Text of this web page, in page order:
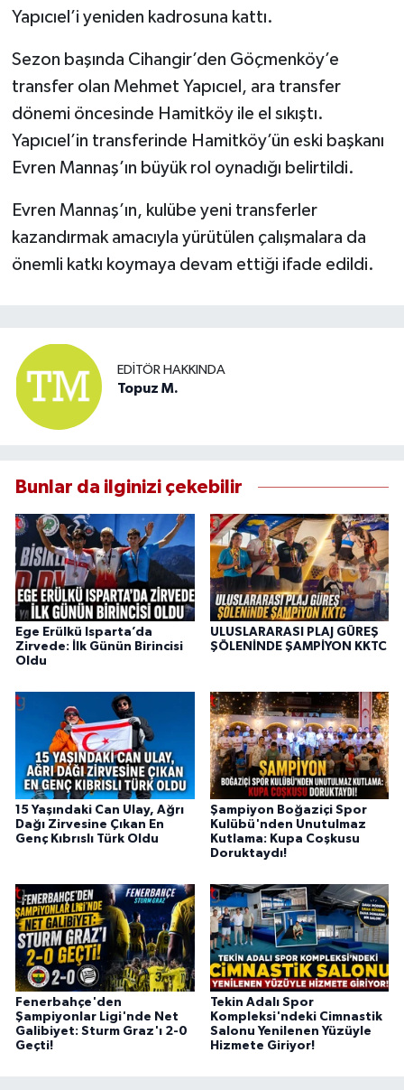
Yapıcıel’i yeniden kadrosuna kattı.
Sezon başında Cihangir’den Göçmenköy’e
transfer olan Mehmet Yapıcıel, ara transfer
dönemi öncesinde Hamitköy ile el sıkıştı.
Yapıcıel’in transferinde Hamitköy’ün eski başkanı
Evren Mannaş’ın büyük rol oynadığı belirtildi.
Evren Mannaş’ın, kulübe yeni transferler
kazandırmak amacıyla yürütülen çalışmalara da
önemli katkı koymaya devam ettiği ifade edildi.
EDITÖR HAKKINDA
Topuz M.
Bunlar da ilginizi çekebilir
Ege Erülkü Isparta’da
Zirvede: İlk Günün Birincisi
Oldu
ULUSLARARASI PLAJ GÜREŞ
ŞÖLENİNDE ŞAMPİYON KKTC
15 Yaşındaki Can Ulay, Ağrı
Dağı Zirvesine Çıkan En
Genç Kıbrıslı Türk Oldu
Şampiyon Boğaziçi Spor
Kulübü'nden Unutulmaz
Kutlama: Kupa Coşkusu
Doruktaydı!
Fenerbahçe'den
Şampiyonlar Ligi'nde Net
Galibiyet: Sturm Graz'ı 2-0
Geçti!
Tekin Adalı Spor
Kompleksi'ndeki Cimnastik
Salonu Yenilenen Yüzüyle
Hizmete Giriyor!